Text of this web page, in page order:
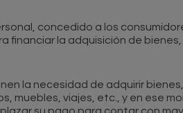
concedido a los
la adquisición de bienes,
la necesidad de adquirir bienes,
muebles, viajes, etc., y en ese